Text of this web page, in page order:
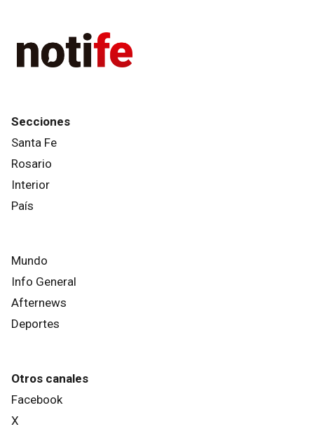
Secciones
Santa Fe
Rosario
Interior
País
Mundo
Info General
Afternews
Deportes
Otros canales
Facebook
X